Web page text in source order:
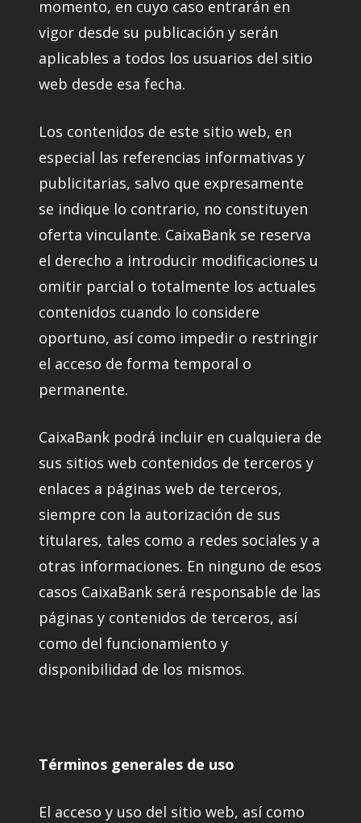
momento, en cuyo caso entrarán en
vigor desde su publicación y serán
aplicables a todos los usuarios del sitio
web desde esa fecha.
Los contenidos de este sitio web, en
especial las referencias informativas y
publicitarias, salvo que expresamente
se indique lo contrario, no constituyen
oferta vinculante. CaixaBank se reserva
el derecho a introducir modificaciones u
omitir parcial o totalmente los actuales
contenidos cuando lo considere
oportuno, así como impedir o restringir
el acceso de forma temporal o
permanente.
CaixaBank podrá incluir en cualquiera de
sus sitios web contenidos de terceros y
enlaces a páginas web de terceros,
siempre con la autorización de sus
titulares, tales como a redes sociales y a
otras informaciones. En ninguno de esos
casos CaixaBank será responsable de las
páginas y contenidos de terceros, así
como del funcionamiento y
disponibilidad de los mismos.
Términos generales de uso
El acceso y uso del sitio web, así como